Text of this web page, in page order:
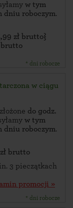
w tym
dniu roboczym.
zł brutto}
brutto
* dni robocze
w ciągu
do godz.
w tym
dniu roboczym.
brutto
3 pieczątkach
promocji »
* dni robocze